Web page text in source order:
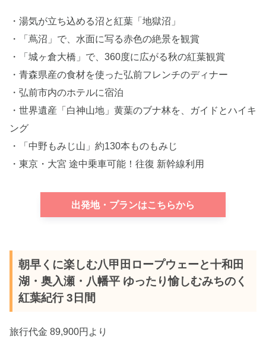
・湯気が立ち込める沼と紅葉「地獄沼」
・「蔦沼」で、水面に写る赤色の絶景を観賞
・「城ヶ倉大橋」で、360度に広がる秋の紅葉観賞
・青森県産の食材を使った弘前フレンチのディナー
・弘前市内のホテルに宿泊
・世界遺産「白神山地」黄葉のブナ林を、ガイドとハイキ
ング
・「中野もみじ山」約130本ものもみじ
・東京・大宮 途中乗車可能！往復 新幹線利用
出発地・プランはこちらから
朝早くに楽しむ八甲田ロープウェーと十和田
湖・奥入瀬・八幡平 ゆったり愉しむみちのく
紅葉紀行 3日間
旅行代金 89,900円より